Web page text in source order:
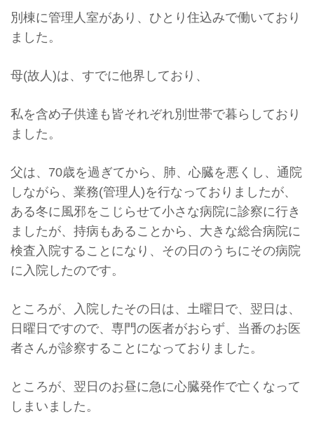
別棟に管理人室があり、ひとり住込みで働いており
ました。
母(故人)は、すでに他界しており、
私を含め子供達も皆それぞれ別世帯で暮らしており
ました。
父は、70歳を過ぎてから、肺、心臓を悪くし、通院
しながら、業務(管理人)を行なっておりましたが、
ある冬に風邪をこじらせて小さな病院に診察に行き
ましたが、持病もあることから、大きな総合病院に
検査入院することになり、その日のうちにその病院
に入院したのです。
ところが、入院したその日は、土曜日で、翌日は、
日曜日ですので、専門の医者がおらず、当番のお医
者さんが診察することになっておりました。
ところが、翌日のお昼に急に心臓発作で亡くなって
しまいました。